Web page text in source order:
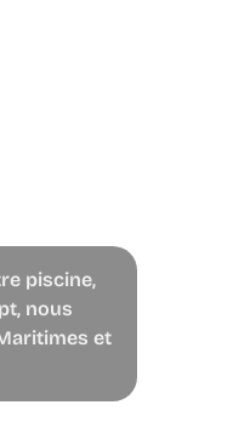
piscine,
nous
et